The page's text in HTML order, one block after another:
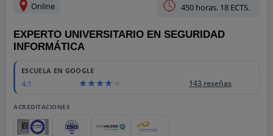
Online 450 horas. 18 ECTS.
EXPERTO UNIVERSITARIO EN SEGURIDAD
INFORMÁTICA
ESCUELA EN GOOGLE
4.1 143 reseñas
ACREDITACIONES